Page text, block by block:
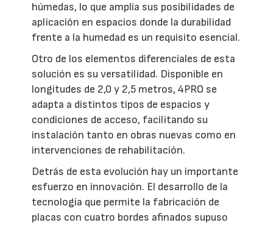
húmedas, lo que amplía sus posibilidades de
aplicación en espacios donde la durabilidad
frente a la humedad es un requisito esencial.
Otro de los elementos diferenciales de esta
solución es su versatilidad. Disponible en
longitudes de 2,0 y 2,5 metros, 4PRO se
adapta a distintos tipos de espacios y
condiciones de acceso, facilitando su
instalación tanto en obras nuevas como en
intervenciones de rehabilitación.
Detrás de esta evolución hay un importante
esfuerzo en innovación. El desarrollo de la
tecnología que permite la fabricación de
placas con cuatro bordes afinados supuso